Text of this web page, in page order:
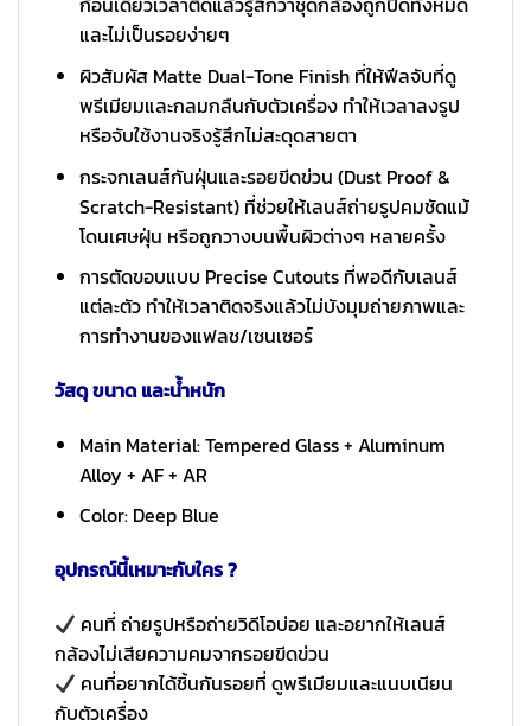
และไม่เป็นรอยง่ายๆ
ผิวสัมผัส Matte Dual-Tone Finish ที่ให้ฟีลจับที่ดู
พรีเมียมและกลมกลืนกับตัวเครื่อง ทำให้เวลาลงรูป
หรือจับใช้งานจริงรู้สึกไม่สะดุดสายตา
กระจกเลนส์กันฝุ่นและรอยขีดข่วน (Dust Proof &
Scratch-Resistant) ที่ช่วยให้เลนส์ถ่ายรูปคมชัดแม้
โดนเศษฝุ่น หรือถูกวางบนพื้นผิวต่างๆ หลายครั้ง
การตัดขอบแบบ Precise Cutouts ที่พอดีกับเลนส์
แต่ละตัว ทำให้เวลาติดจริงแล้วไม่บังมุมถ่ายภาพและ
การทำงานของแฟลช/เซนเซอร์
วัสดุ ขนาด และน้ำหนัก
Main Material: Tempered Glass + Aluminum
Alloy + AF + AR
Color: Deep Blue
อุปกรณ์นี้เหมาะกับใคร ?
คนที่ ถ่ายรูปหรือถ่ายวิดีโอบ่อย และอยากให้เลนส์
กล้องไม่เสียความคมจากรอยขีดข่วน
คนที่อยากได้ชิ้นกันรอยที่ ดูพรีเมียมและแนบเนียน
กับตัวเครื่อง